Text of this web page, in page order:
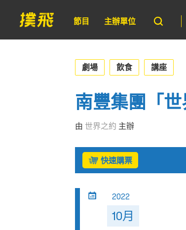
節目 主辦單位
劇場 飲食 講座
南豐集團「
由 世界之約 主辦
快速購票
2022
10月